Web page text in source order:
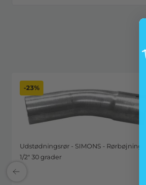
-23%
Udstødningsrør - SIMONS - Rørbøjning 2
1/2" 30 grader